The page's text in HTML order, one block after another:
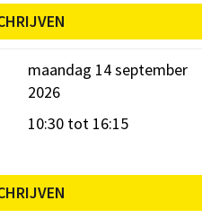
maandag 14 september
2026
10:30 tot 16:15